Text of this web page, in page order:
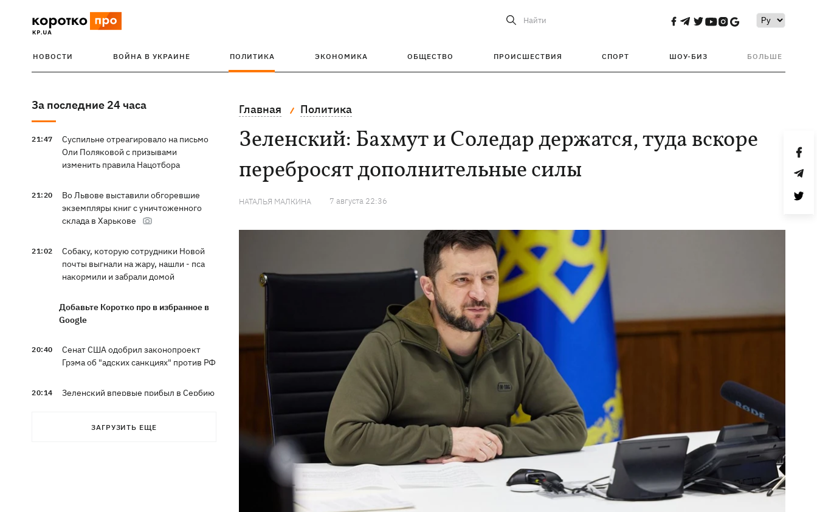
Найти
НОВОСТИ ВОЙНА В УКРАИНЕ ПОЛИТИКА ЭКОНОМИКА ОБЩЕСТВО ПРОИСШЕСТВИЯ СПОРТ ШОУ-БИЗ БОЛЬШЕ
За последние 24 часа
21:47
Суспильне отреагировало на письмо
Оли Поляковой с призывами
изменить правила Нацотбора
21:20
Во Львове выставили обгоревшие
экземпляры книг с уничтоженного
склада в Харькове
21:02
Собаку, которую сотрудники Новой
почты выгнали на жару, нашли - пса
накормили и забрали домой
Добавьте Коротко про в избранное в
Google
20:40
Сенат США одобрил законопроект
Грэма об "адских санкциях" против РФ
20:14
Зеленский впервые прибыл в Сербию
ЗАГРУЗИТЬ ЕЩЕ
Главная Политика
Зеленский: Бахмут и Соледар держатся, туда вскоре
перебросят дополнительные силы
НАТАЛЬЯ МАЛКИНА 7 августа 22:36